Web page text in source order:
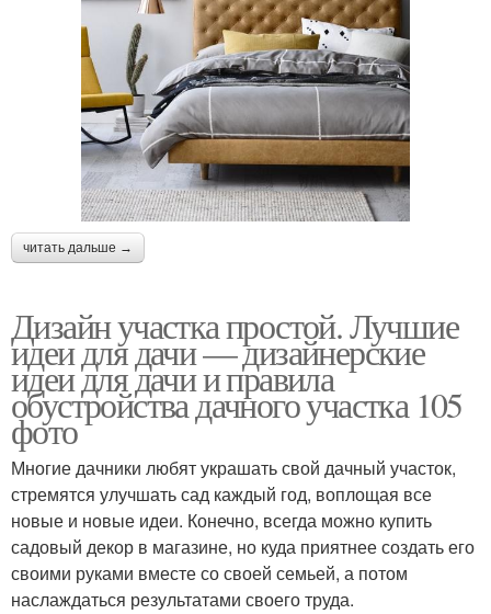
читать дальше →
Дизайн участка простой. Лучшие
идеи для дачи — дизайнерские
идеи для дачи и правила
обустройства дачного участка 105
фото
Многие дачники любят украшать свой дачный участок,
стремятся улучшать сад каждый год, воплощая все
новые и новые идеи. Конечно, всегда можно купить
садовый декор в магазине, но куда приятнее создать его
своими руками вместе со своей семьей, а потом
наслаждаться результатами своего труда.